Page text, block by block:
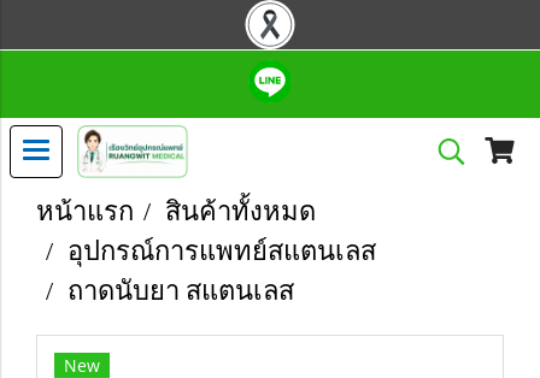
หน้าแรก
สินค้าทั้งหมด
อุปกรณ์การแพทย์สแตนเลส
ถาดนับยา สแตนเลส
New